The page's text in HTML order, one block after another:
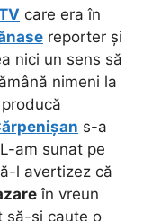
care era în
reporter și
nici un sens să
nimeni la
s-a
am sunat pe
l avertizez că
în vreun
să-și caute o